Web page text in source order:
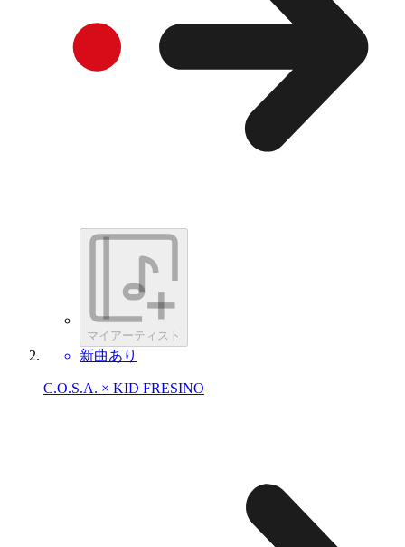
マイアーティスト
新曲あり
C.O.S.A. × KID FRESINO